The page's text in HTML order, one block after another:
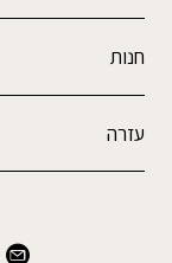
חנות
עזרה